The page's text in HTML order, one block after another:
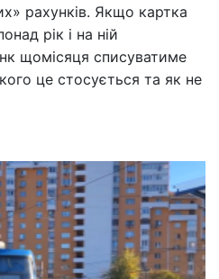
рахунків. Якщо картка
рік і на ній
щомісяця списуватиме
це стосується та як не